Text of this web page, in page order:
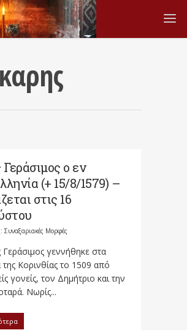
Γεράσιμος ο εν
(+ 15/8/1579) –
στις 16
Συναξαριακές Μορφές
γεννήθηκε στα
της Κορινθίας το 1509 από
γονείς, τον Δημήτριο και την
Νωρίς...